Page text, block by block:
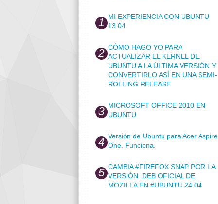
MI EXPERIENCIA CON UBUNTU
13.04
CÓMO HAGO YO PARA
ACTUALIZAR EL KERNEL DE
UBUNTU A LA ÚLTIMA VERSIÓN Y
CONVERTIRLO ASÍ EN UNA SEMI-
ROLLING RELEASE
MICROSOFT OFFICE 2010 EN
UBUNTU
Versión de Ubuntu para Acer Aspire
One. Funciona.
CAMBIA #FIREFOX SNAP POR LA
VERSIÓN .DEB OFICIAL DE
MOZILLA EN #UBUNTU 24.04